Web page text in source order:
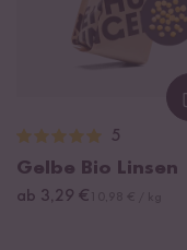
5
Gelbe Bio Linsen
ab 3,29 €